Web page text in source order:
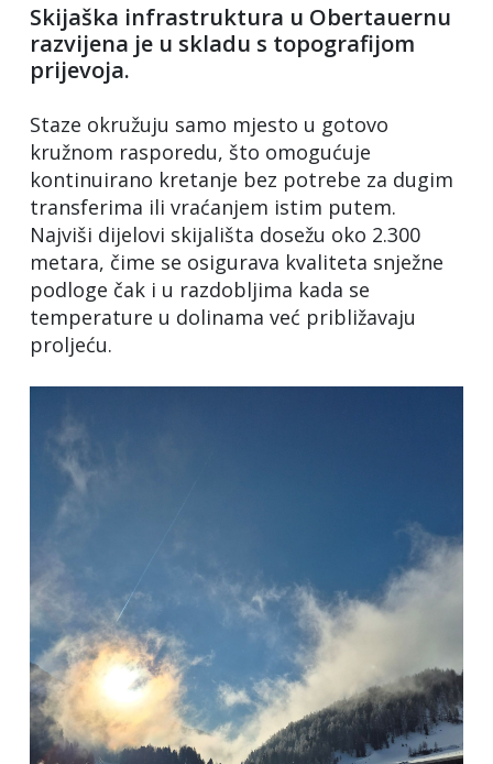
Skijaška infrastruktura u Obertauernu
razvijena je u skladu s topografijom
prijevoja.
Staze okružuju samo mjesto u gotovo
kružnom rasporedu, što omogućuje
kontinuirano kretanje bez potrebe za dugim
transferima ili vraćanjem istim putem.
Najviši dijelovi skijališta dosežu oko 2.300
metara, čime se osigurava kvaliteta snježne
podloge čak i u razdobljima kada se
temperature u dolinama već približavaju
proljeću.